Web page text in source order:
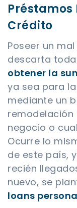
Préstamos
Crédito
Poseer un
descarta
obtener la
ya sea para
mediante un
remodelación
negocio o
Ocurre lo
de este país,
recién
nuevo, se
loans